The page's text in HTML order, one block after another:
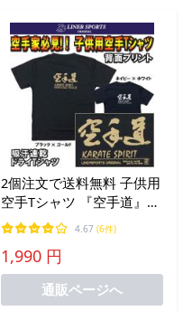
2個注文で送料無料 子供用
空手Tシャツ 『空手道』
背面プリント ライナース
ポーツオリジナル 120cm
130cm 140cm 150cm
4.67 (6件)
1,990 円
通販ページへ